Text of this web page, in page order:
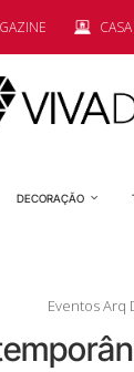
DECORAÇÃO
Eventos Arq